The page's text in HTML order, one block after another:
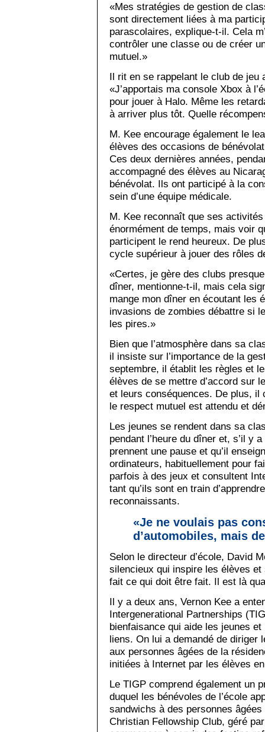
«Mes stratégies de gestion de
sont directement liées à ma
parascolaires, explique-t-il. Cela
contrôler une classe ou de créer
mutuel.»
Il rit en se rappelant le club de jeu
«J’apportais ma console Xbox à
pour jouer à Halo. Même les
à arriver plus tôt. Quelle
M. Kee encourage également le
élèves des occasions de
Ces deux dernières années,
accompagné des élèves au
bénévolat. Ils ont participé à la
sein d’une équipe médicale.
M. Kee reconnaît que ses
énormément de temps, mais voir
participent le rend heureux. De
cycle supérieur à jouer des rôles
«Certes, je gère des clubs
dîner, mentionne-t-il, mais cela
mange mon dîner en écoutant les
invasions de zombies débattre si
les pires.»
Bien que l’atmosphère dans sa
il insiste sur l’importance de la
septembre, il établit les règles et
élèves de se mettre d’accord sur
et leurs conséquences. De plus, il
le respect mutuel est attendu et
Les jeunes se rendent dans sa
pendant l’heure du dîner et, s’il y
prennent une pause et qu’il
ordinateurs, habituellement pour
parfois à des jeux et consultent
tant qu’ils sont en train
reconnaissants.
«Je ne voulais pas
d’automobiles, mais
Selon le directeur d’école, David
silencieux qui inspire les élèves
fait ce qui doit être fait. Il est là
Il y a deux ans, Vernon Kee a
Intergenerational Partnerships
bienfaisance qui aide les jeunes
liens. On lui a demandé de diriger
aux personnes âgées de la
initiées à Internet par les élèves
Le TIGP comprend également un
duquel les bénévoles de l’école
sandwichs à des personnes
Christian Fellowship Club, géré